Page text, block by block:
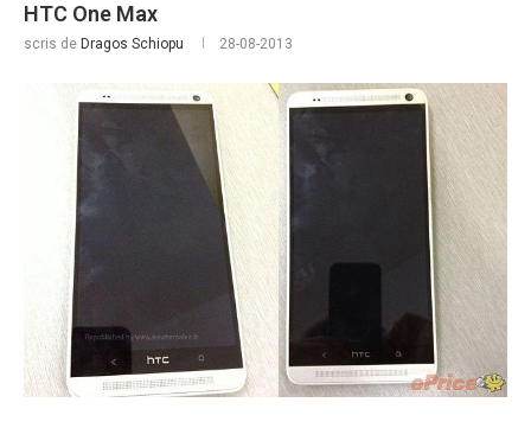
HTC One Max
scris de Dragos Schiopu 28-08-2013